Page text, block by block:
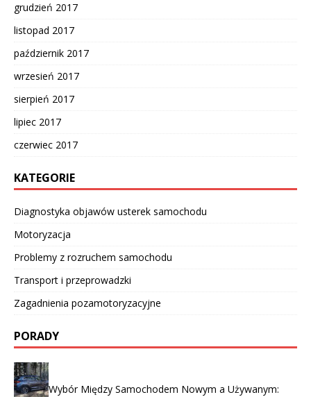
grudzień 2017
listopad 2017
październik 2017
wrzesień 2017
sierpień 2017
lipiec 2017
czerwiec 2017
KATEGORIE
Diagnostyka objawów usterek samochodu
Motoryzacja
Problemy z rozruchem samochodu
Transport i przeprowadzki
Zagadnienia pozamotoryzacyjne
PORADY
Wybór Między Samochodem Nowym a Używanym: